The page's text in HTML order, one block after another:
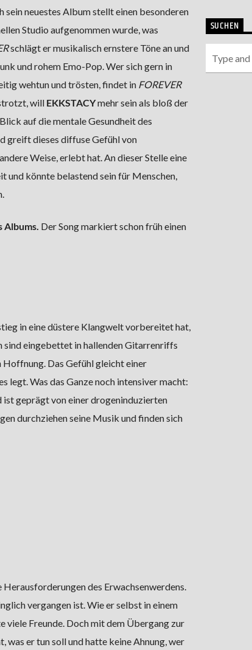
neuestes Album stellt einen besonderen
Studio aufgenommen wurde, was
schlägt er musikalisch ernstere Töne an und
und rohem Emo-Pop. Wer sich gern in
wehtun und trösten, findet in FOREVER
will EKKSTACYmehr sein als bloß der
auf die mentale Gesundheit des
greift dieses diffuse Gefühl von
Weise, erlebt hat. An dieser Stelle eine
und könnte belastend sein für Menschen,
Albums. Der Song markiert schon früh einen
in eine düstere Klangwelt vorbereitet hat,
sind eingebettet in hallenden Gitarrenriffs
Hoffnung. Das Gefühl gleicht einer
legt. Was das Ganze noch intensiver macht:
ist geprägt von einer drogeninduzierten
durchziehen seine Musik und finden sich
des Erwachsenwerdens.
vergangen ist. Wie er selbst in einem
viele Freunde. Doch mit dem Übergang zur
was er tun soll und hatte keine Ahnung, wer
SUCHEN